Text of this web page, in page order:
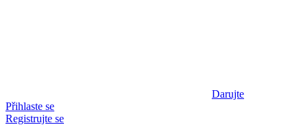
Darujte
Přihlaste se
Registrujte se